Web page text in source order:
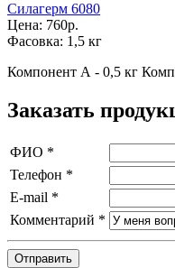
Силагерм 6080
Цена: 760р.
Фасовка: 1,5 кг
Компонент А - 0,5 кг
Заказать
ФИО *
Телефон *
E-mail *
Комментарий *
Отправить